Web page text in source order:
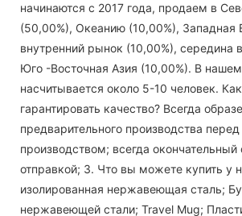
начинаются с 2017 года, продаем в
(50,00%), Океанию (10,00%), Западная
внутренний рынок (10,00%), середина
Юго -Восточная Азия (10,00%). В
насчитывается около 5-10 человек.
гарантировать качество? Всегда
предварительного производства
производством; всегда
отправкой; 3. Что вы можете купить у
изолированная нержавеющая сталь;
нержавеющей стали; Travel Mug;